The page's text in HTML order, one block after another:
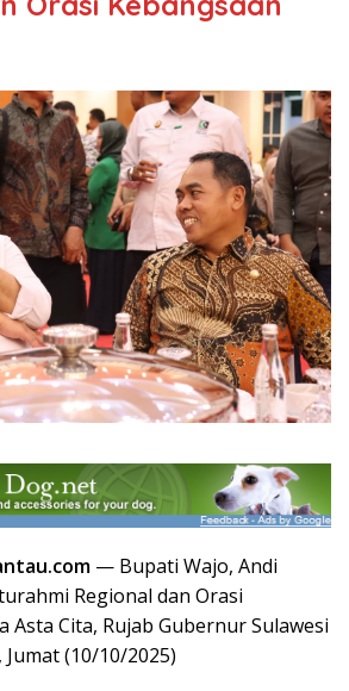
— Bupati Wajo, Andi
Regional dan Orasi
Asta Cita, Rujab Gubernur Sulawesi
(10/10/2025)